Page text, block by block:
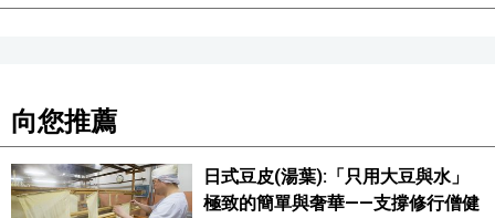
向您推薦
日式豆皮(湯葉):「只用大豆與水」
極致的簡單與奢華——支撐修行僧健